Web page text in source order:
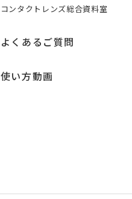
コンタクトレンズ総合資料室
よくあるご質問
使い方動画